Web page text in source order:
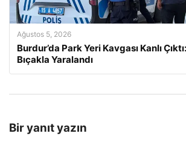
Ağustos 5, 2026
Burdur’da Park Yeri Kavgası Kanlı
Bıçakla Yaralandı
Bir yanıt yazın